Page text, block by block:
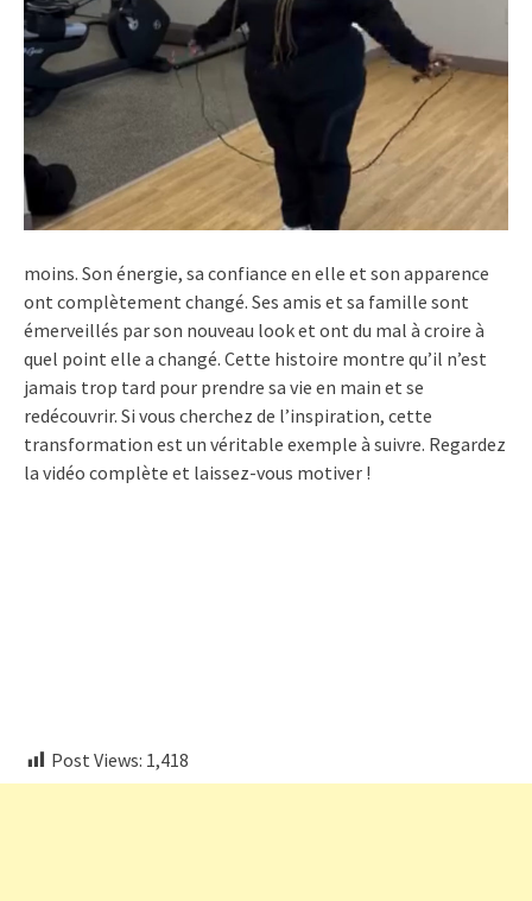
moins. Son énergie, sa confiance en elle et son apparence
ont complètement changé. Ses amis et sa famille sont
émerveillés par son nouveau look et ont du mal à croire à
quel point elle a changé. Cette histoire montre qu’il n’est
jamais trop tard pour prendre sa vie en main et se
redécouvrir. Si vous cherchez de l’inspiration, cette
transformation est un véritable exemple à suivre. Regardez
la vidéo complète et laissez-vous motiver !
Post Views: 1,418